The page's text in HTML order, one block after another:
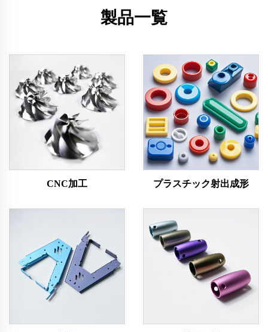
製品一覧
CNC加工 プラスチック射出成形